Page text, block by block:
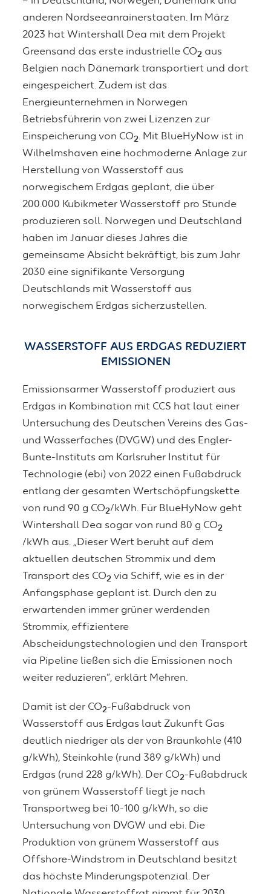
anderen Nordseeanrainerstaaten. Im März
2023 hat Wintershall Dea mit dem Projekt
Greensand das erste industrielle CO2 aus
Belgien nach Dänemark transportiert und dort
eingespeichert. Zudem ist das
Energieunternehmen in Norwegen
Betriebsführerin von zwei Lizenzen zur
Einspeicherung von CO2. Mit BlueHyNow ist in
Wilhelmshaven eine hochmoderne Anlage zur
Herstellung von Wasserstoff aus
norwegischem Erdgas geplant, die über
200.000 Kubikmeter Wasserstoff pro Stunde
produzieren soll. Norwegen und Deutschland
haben im Januar dieses Jahres die
gemeinsame Absicht bekräftigt, bis zum Jahr
2030 eine signifikante Versorgung
Deutschlands mit Wasserstoff aus
norwegischem Erdgas sicherzustellen.
WASSERSTOFF AUS ERDGAS REDUZIERT
EMISSIONEN
Emissionsarmer Wasserstoff produziert aus
Erdgas in Kombination mit CCS hat laut einer
Untersuchung des Deutschen Vereins des Gas-
und Wasserfaches (DVGW) und des Engler-
Bunte-Instituts am Karlsruher Institut für
Technologie (ebi) von 2022 einen Fußabdruck
entlang der gesamten Wertschöpfungskette
von rund 90 g CO2/kWh. Für BlueHyNow geht
Wintershall Dea sogar von rund 80 g CO2
/kWh aus. „Dieser Wert beruht auf dem
aktuellen deutschen Strommix und dem
Transport des CO2 via Schiff, wie es in der
Anfangsphase geplant ist. Durch den zu
erwartenden immer grüner werdenden
Strommix, effizientere
Abscheidungstechnologien und den Transport
via Pipeline ließen sich die Emissionen noch
weiter reduzieren“, erklärt Mehren.
Damit ist der CO2-Fußabdruck von
Wasserstoff aus Erdgas laut Zukunft Gas
deutlich niedriger als der von Braunkohle (410
g/kWh), Steinkohle (rund 389 g/kWh) und
Erdgas (rund 228 g/kWh). Der CO2-Fußabdruck
von grünem Wasserstoff liegt je nach
Transportweg bei 10-100 g/kWh, so die
Untersuchung von DVGW und ebi. Die
Produktion von grünem Wasserstoff aus
Offshore-Windstrom in Deutschland besitzt
das höchste Minderungspotenzial. Der